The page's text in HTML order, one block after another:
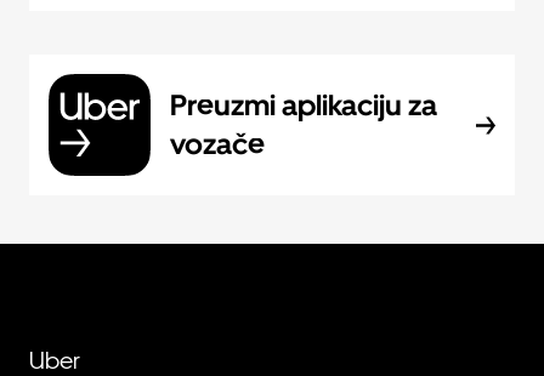
Preuzmi aplikaciju za
vozače
Uber